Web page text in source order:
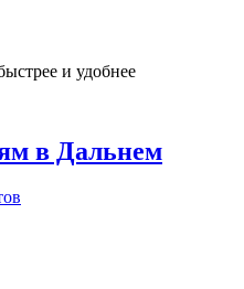
и удобнее
в Дальнем